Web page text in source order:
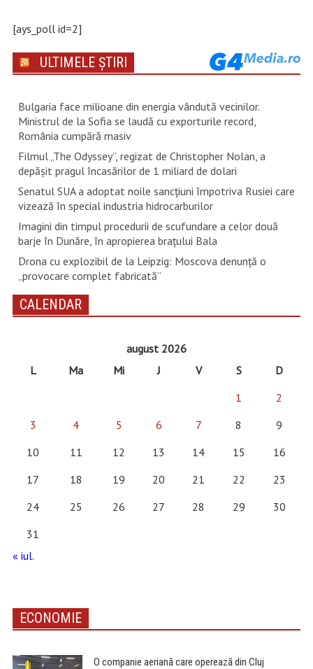
[ays_poll id=2]
ULTIMELE ȘTIRI
Bulgaria face milioane din energia vândută vecinilor.
Ministrul de la Sofia se laudă cu exporturile record,
România cumpără masiv
Filmul „The Odyssey”, regizat de Christopher Nolan, a
depăşit pragul încasărilor de 1 miliard de dolari
Senatul SUA a adoptat noile sancţiuni împotriva Rusiei care
vizează în special industria hidrocarburilor
Imagini din timpul procedurii de scufundare a celor două
barje în Dunăre, în apropierea brațului Bala
Drona cu explozibil de la Leipzig: Moscova denunţă o
„provocare complet fabricată”
CALENDAR
august 2026
L
Ma Mi J V S
D
1
2
3
4 5 6 7 8
9
10
11 12 13 14 15
16
17
18 19 20 21 22
23
24
25 26 27 28 29
30
31
« iul.
ECONOMIE
O companie aeriană care operează din Cluj